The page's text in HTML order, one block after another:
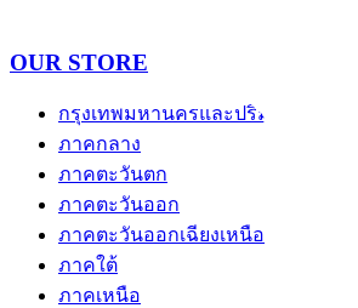
OUR STORE
กรุงเทพมหานครและปริมณฑล
ภาคกลาง
ภาคตะวันตก
ภาคตะวันออก
ภาคตะวันออกเฉียงเหนือ
ภาคใต้
ภาคเหนือ